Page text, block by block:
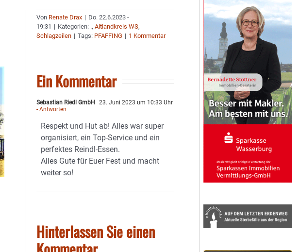
Von Renate Drax | Do. 22.6.2023 -
19:31 | Kategorien: .,Altlandkreis WS,
Schlagzeilen | Tags: PFAFFING | 1 Kommentar
Ein Kommentar
Sebastian Riedl GmbH
23. Juni 2023 um 10:33 Uhr
- Antworten
Respekt und Hut ab! Alles war super
organisiert, ein Top-Service und ein
perfektes Reindl-Essen.
Alles Gute für Euer Fest und macht
weiter so!
Hinterlassen Sie einen